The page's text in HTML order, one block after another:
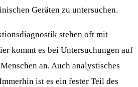
Geräten zu untersuchen.
stehen oft mit
kommt es bei Untersuchungen auf
an. Auch analystisches
ist es ein fester Teil des